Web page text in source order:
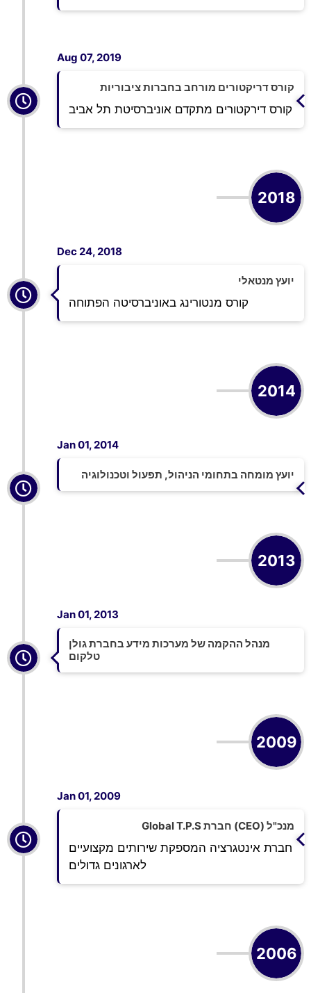
Aug 07, 2019
קורס דריקטורים מורחב בחברות ציבוריות
קורס דירקטורים מתקדם אוניברסיטת תל אביב
2018
Dec 24, 2018
יועץ מנטאלי
קורס מנטורינג באוניברסיטה הפתוחה
2014
Jan 01, 2014
יועץ מומחה בתחומי הניהול, תפעול וטכנולוגיה
2013
Jan 01, 2013
מנהל ההקמה של מערכות מידע בחברת גולן
טלקום
2009
Jan 01, 2009
מנכ"ל (CEO) חברת Global T.P.S
חברת אינטגרציה המספקת שירותים מקצועיים
לארגונים גדולים
2006